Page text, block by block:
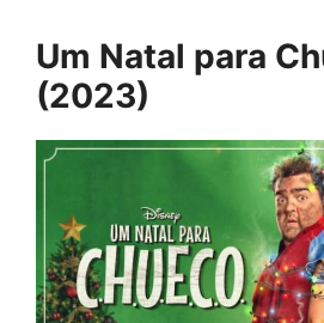
Um Natal para
(2023)